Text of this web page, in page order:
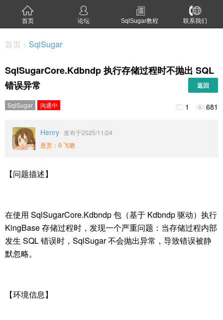
首页 论坛 SqlSugar教程 联系我们
首页 > SqlSugar
SqlSugarCore.Kdbndp 执行存储过程时不抛出 SQL
错误异常
返回
SqlSugar 沟通中  1  681
Henry 发布于2025/11/24
悬赏：0 飞吻
【问题描述】
在使用 SqlSugarCore.Kdbndp 包（基于 Kdbndp 驱动）执行
KingBase 存储过程时，发现一个严重问题：当存储过程内部
发生 SQL 错误时，SqlSugar 不会抛出异常，导致错误被静
默忽略。
【环境信息】